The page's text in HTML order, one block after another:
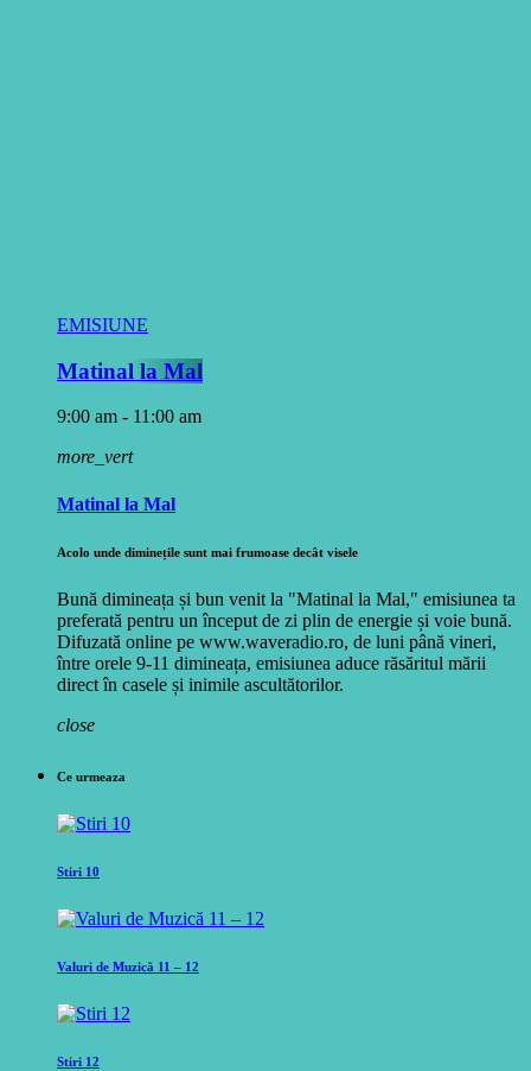
EMISIUNE
Matinal la Mal
9:00 am - 11:00 am
more_vert
Matinal la Mal
Acolo unde diminețile sunt mai frumoase decât visele
Bună dimineața și bun venit la "Matinal la Mal," emisiunea ta
preferată pentru un început de zi plin de energie și voie bună.
Difuzată online pe www.waveradio.ro, de luni până vineri,
între orele 9-11 dimineața, emisiunea aduce răsăritul mării
direct în casele și inimile ascultătorilor.
close
Ce urmeaza
Stiri 10
Valuri de Muzică 11 – 12
Stiri 12